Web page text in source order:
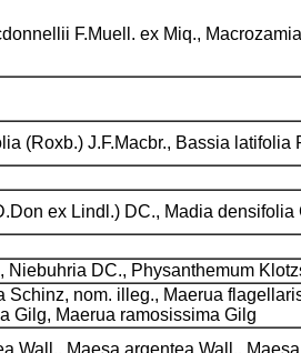
F.Muell. ex Miq.,
(Roxb.) J.F.Macbr., Bassia latifolia
ex Lindl.) DC., Madia densifolia
Niebuhria DC., Physanthemum
Schinz, nom. illeg., Maerua
Gilg, Maerua ramosissima Gilg
Wall., Maesa argentea Wall.,